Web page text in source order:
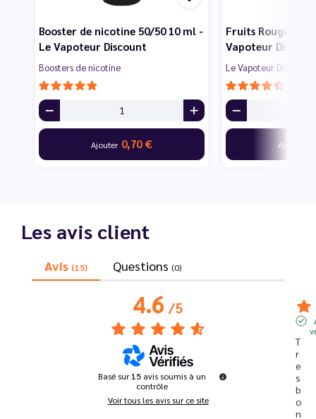
Booster de nicotine 50/50 10 ml -
Le Vapoteur Discount
Boosters de nicotine
Ajouter 0,70 €
Fruits Rouges 50
Vapoteur
Le Vapoteur Discount
Ajouter
Les avis client
Avis (15) Questions (0)
4.6/5
Basé sur15 avis soumis à un
contrôle
Voir tous les avis sur ce site
T
r
e
s
b
o
n